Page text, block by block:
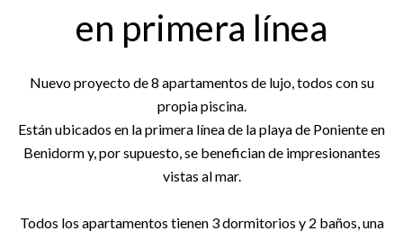
en primera línea
Nuevo proyecto de 8 apartamentos de lujo, todos con su
propia piscina.
Están ubicados en la primera línea de la playa de Poniente en
Benidorm y, por supuesto, se benefician de impresionantes
vistas al mar.
Todos los apartamentos tienen 3 dormitorios y 2 baños, una